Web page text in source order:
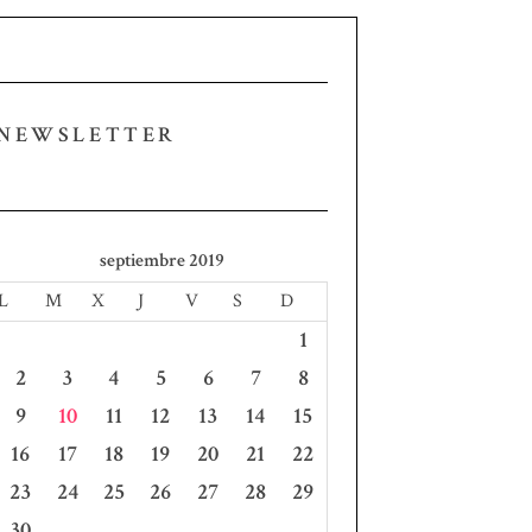
septiembre 2019
M X J V S D
1
2
3 4 5 6 7
8
9
10 11 12 13 14
15
16
17 18 19 20 21
22
23
24 25 26 27 28
29